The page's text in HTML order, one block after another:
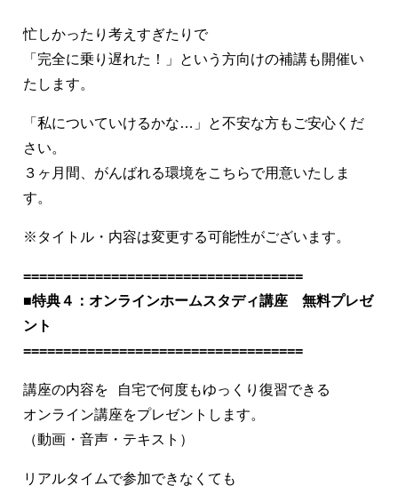
忙しかったり考えすぎたりで
「完全に乗り遅れた！」という方向けの補講も開催い
たします。
「私についていけるかな…」と不安な方もご安心くだ
さい。
３ヶ月間、がんばれる環境をこちらで用意いたしま
す。
※タイトル・内容は変更する可能性がございます。
===================================
■特典４：オンラインホームスタディ講座 無料プレゼ
ント
===================================
講座の内容を 自宅で何度もゆっくり復習できる
オンライン講座をプレゼントします。
（動画・音声・テキスト）
リアルタイムで参加できなくても